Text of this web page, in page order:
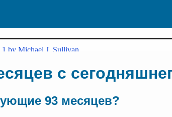
с
93 месяцев?